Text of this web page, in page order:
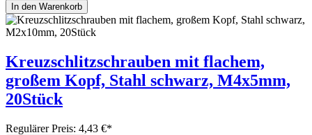
In den Warenkorb
Kreuzschlitzschrauben mit flachem,
großem Kopf, Stahl schwarz, M4x5mm,
20Stück
Regulärer Preis: 4,43 €*